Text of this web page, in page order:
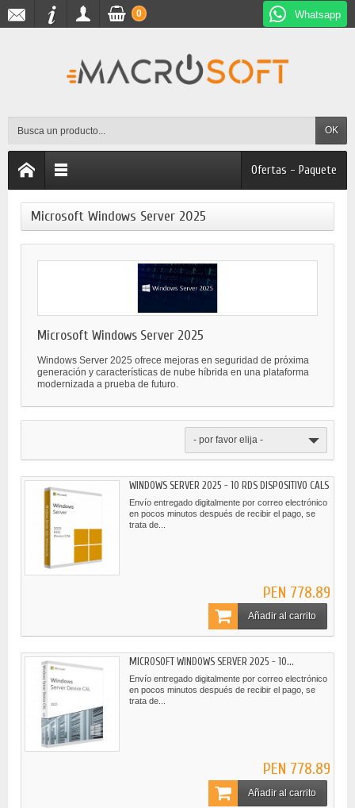
Whatsapp
OK
0
Ofertas - Paquete
Microsoft Windows Server 2025
Microsoft Windows Server 2025
Windows Server 2025 ofrece mejoras en seguridad de próxima
generación y características de nube híbrida en una plataforma
modernizada a prueba de futuro.
- por favor elija -
WINDOWS SERVER 2025 - 10 RDS DISPOSITIVO CALS
Envío entregado digitalmente por correo electrónico
en pocos minutos después de recibir el pago, se
trata de...
PEN 778.89
Añadir al carrito
MICROSOFT WINDOWS SERVER 2025 - 10...
Envío entregado digitalmente por correo electrónico
en pocos minutos después de recibir el pago, se
trata de...
PEN 778.89
Añadir al carrito